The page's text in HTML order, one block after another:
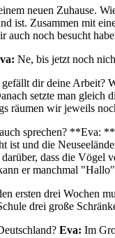
neuen Zuhause.
ist. Zusammen mit
noch besucht
Ne, bis jetzt noch
dir deine Arbeit?
setzte man
räumen wir jeweils
sprechen? **Eva:
und die
dass die
er manchmal
ersten drei Wochen
drei große
Eva: Im